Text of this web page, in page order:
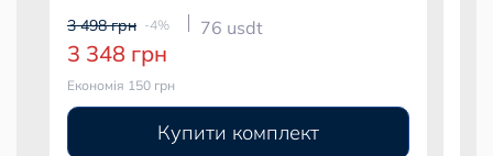
3 498 грн -4%
3 348 грн
Економія 150 грн
76 usdt
Купити комплект